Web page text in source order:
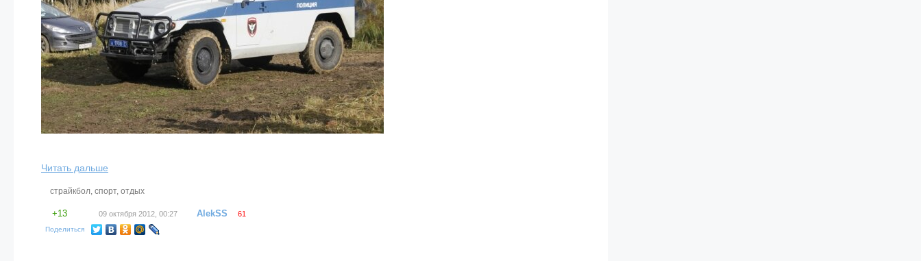
Читать дальше
страйкбол, спорт, отдых
+13 09 октября 2012, 00:27 AlekSS 61
Поделиться